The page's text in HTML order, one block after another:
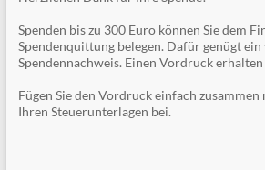
Spenden bis zu 300 Euro können Sie dem
Spendenquittung belegen. Dafür genügt
Spendennachweis. Einen Vordruck erhalten
Fügen Sie den Vordruck einfach
Ihren Steuerunterlagen bei.